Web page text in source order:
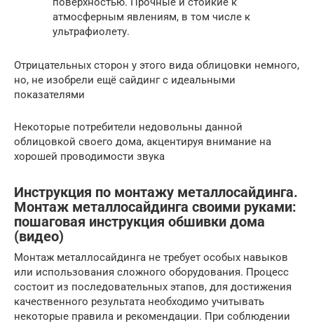
атмосферным явлениям, в том числе к
ультрафиолету.
Отрицательных сторон у этого вида облицовки немного,
но, не изобрели ещё сайдинг с идеальными
показателями
Некоторые потребители недовольны данной
облицовкой своего дома, акцентируя внимание на
хорошей проводимости звука
Инструкция по монтажу металлосайдинга.
Монтаж металлосайдинга своими руками:
пошаговая инструкция обшивки дома
(видео)
Монтаж металлосайдинга не требует особых навыков
или использования сложного оборудования. Процесс
состоит из последовательных этапов, для достижения
качественного результата необходимо учитывать
некоторые правила и рекомендации. При соблюдении